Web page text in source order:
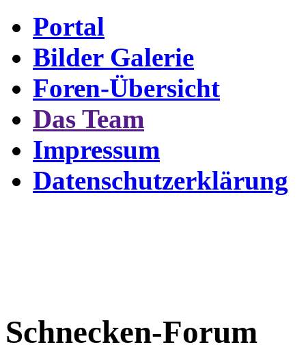
Portal
Bilder Galerie
Foren-Übersicht
Das Team
Impressum
Datenschutzerklärung
Schnecken-Forum